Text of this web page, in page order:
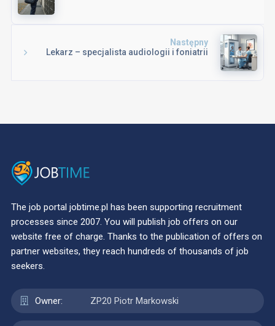
Następny
Lekarz – specjalista audiologii i foniatrii
The job portal jobtime.pl has been supporting recruitment
processes since 2007. You will publish job offers on our
website free of charge. Thanks to the publication of offers on
partner websites, they reach hundreds of thousands of job
seekers.
Owner: ZP20 Piotr Markowski